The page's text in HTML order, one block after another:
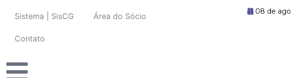
para
conteúdo
Sistema | SisCG Área do Sócio
Contato
08 de